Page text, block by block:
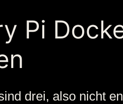
Pi
drei, also nicht